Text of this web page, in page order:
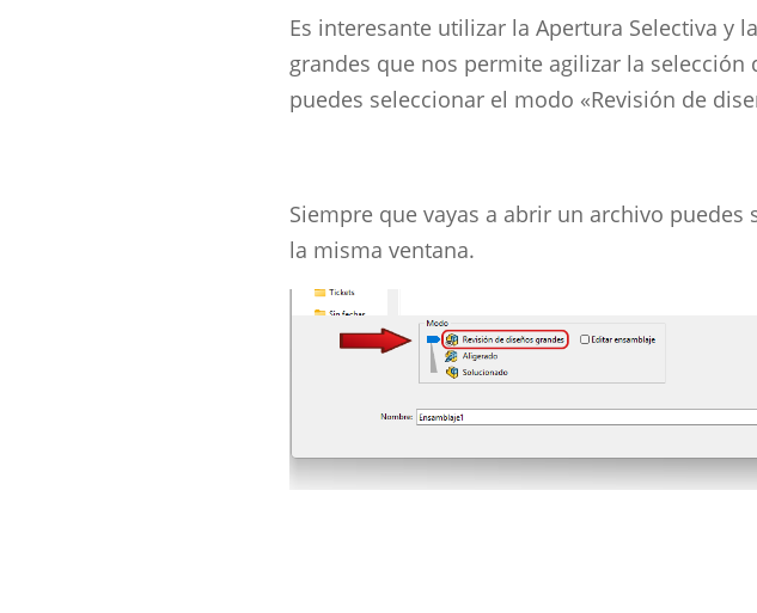
Es interesante utilizar la Apertura Selectiva y
grandes que nos permite agilizar la
puedes seleccionar el modo «Revisión de
Siempre que vayas a abrir un archivo
la misma ventana.